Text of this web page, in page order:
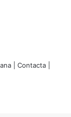
| Contacta